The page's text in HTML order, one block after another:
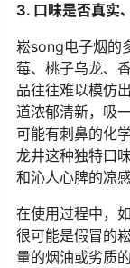
3. 口味是否真实
崧song电子烟的
莓、桃子乌龙、
品往往难以模仿
道浓郁清新，吸
可能有刺鼻的化
龙井这种独特口
和沁人心脾的凉
在使用过程中，
很可能是假冒的
量的烟油或劣质